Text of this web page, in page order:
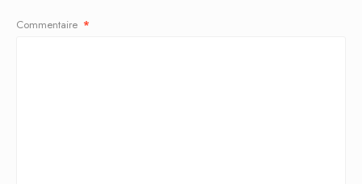
Commentaire *